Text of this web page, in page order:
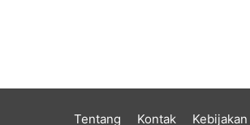
Tentang Kontak